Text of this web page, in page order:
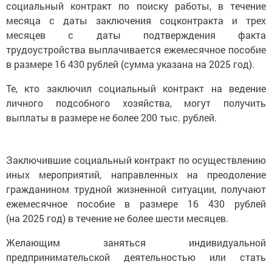
месяца с даты заключения соцконтракта и трех
месяцев с даты подтверждения факта
трудоустройства выплачивается ежемесячное пособие
в размере 16 430 рублей (сумма указана на 2025 год).
личного подсобного хозяйства, могут получить
выплаты в размере не более 200 тыс. рублей.
иных мероприятий, направленных на преодоление
гражданином трудной жизненной ситуации, получают
ежемесячное пособие в размере 16 430 рублей
(на 2025 год) в течение не более шести месяцев.
предпринимательской деятельностью или стать
самозанятым предусмотрена помощь в размере